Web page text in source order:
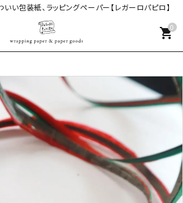
い包装紙、ラッピングペーパー【レガーロパピロ】
0
shopping_cart